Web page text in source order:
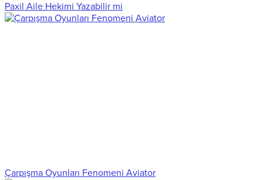
Paxil Aile Hekimi Yazabilir mi
Çarpışma Oyunları Fenomeni Aviator